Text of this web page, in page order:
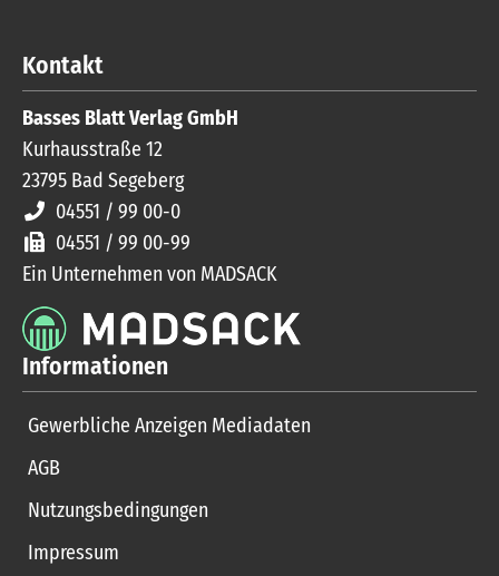
Kontakt
Basses Blatt Verlag GmbH
Kurhausstraße 12
23795 Bad Segeberg
04551 / 99 00-0
04551 / 99 00-99
Ein Unternehmen von MADSACK
Informationen
Gewerbliche Anzeigen Mediadaten
AGB
Nutzungsbedingungen
Impressum